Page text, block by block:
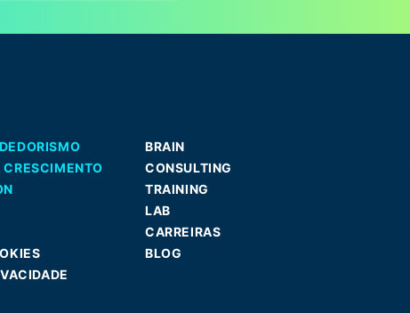
CRESCIMENTO
BRAIN
CONSULTING
TRAINING
LAB
CARREIRAS
BLOG